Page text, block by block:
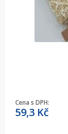
Cena s DPH:
59,3 Kč